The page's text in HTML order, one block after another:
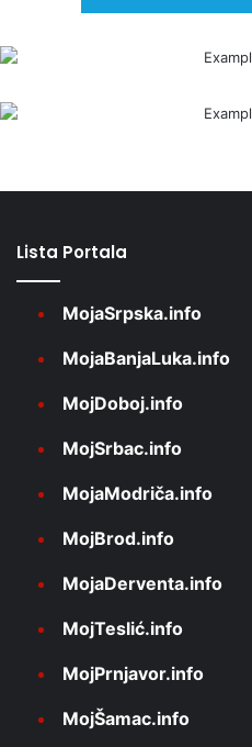
Lista Portala
MojaSrpska.info
MojaBanjaLuka.info
MojDoboj.info
MojSrbac.info
MojaModriča.info
MojBrod.info
MojaDerventa.info
MojTeslić.info
MojPrnjavor.info
MojŠamac.info